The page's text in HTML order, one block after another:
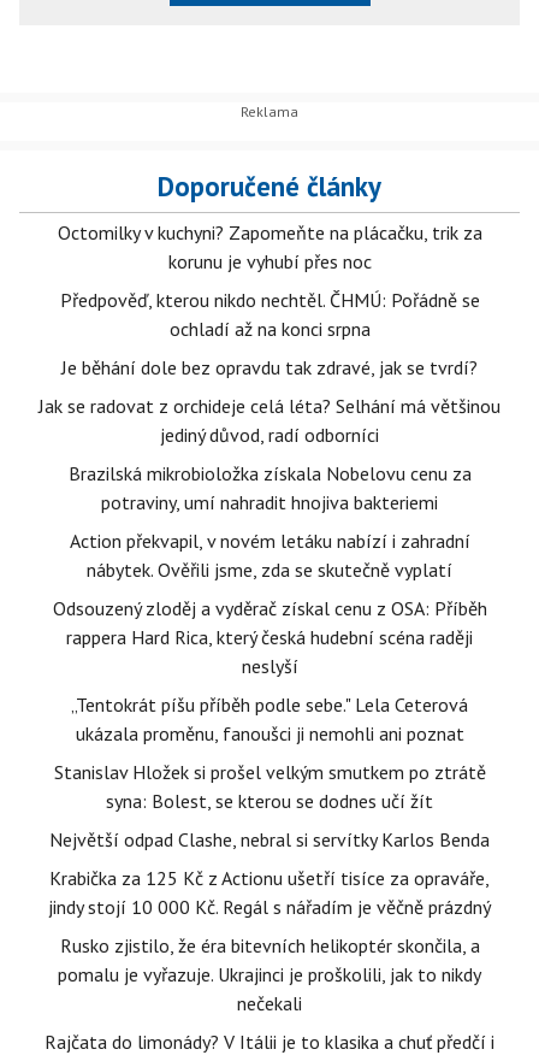
Doporučené články
Octomilky v kuchyni? Zapomeňte na plácačku, trik za
korunu je vyhubí přes noc
Předpověď, kterou nikdo nechtěl. ČHMÚ: Pořádně se
ochladí až na konci srpna
Je běhání dole bez opravdu tak zdravé, jak se tvrdí?
Jak se radovat z orchideje celá léta? Selhání má většinou
jediný důvod, radí odborníci
Brazilská mikrobioložka získala Nobelovu cenu za
potraviny, umí nahradit hnojiva bakteriemi
Action překvapil, v novém letáku nabízí i zahradní
nábytek. Ověřili jsme, zda se skutečně vyplatí
Odsouzený zloděj a vyděrač získal cenu z OSA: Příběh
rappera Hard Rica, který česká hudební scéna raději
neslyší
„Tentokrát píšu příběh podle sebe." Lela Ceterová
ukázala proměnu, fanoušci ji nemohli ani poznat
Stanislav Hložek si prošel velkým smutkem po ztrátě
syna: Bolest, se kterou se dodnes učí žít
Největší odpad Clashe, nebral si servítky Karlos Benda
Krabička za 125 Kč z Actionu ušetří tisíce za opraváře,
jindy stojí 10 000 Kč. Regál s nářadím je věčně prázdný
Rusko zjistilo, že éra bitevních helikoptér skončila, a
pomalu je vyřazuje. Ukrajinci je proškolili, jak to nikdy
nečekali
Rajčata do limonády? V Itálii je to klasika a chuť předčí i